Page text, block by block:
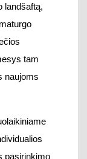
pasirinkimo
orbitą
.Dramaturgas
tekstui